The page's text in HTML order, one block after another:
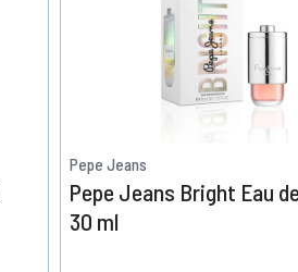
Pepe Jeans
Pepe Jeans Bright Eau
30 ml